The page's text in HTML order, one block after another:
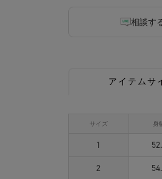
相談す
アイテムサ
サイズ 身
1
2